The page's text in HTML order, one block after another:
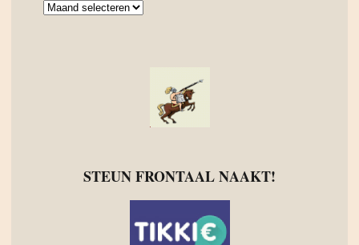
Archief
STEUN FRONTAAL NAAKT!